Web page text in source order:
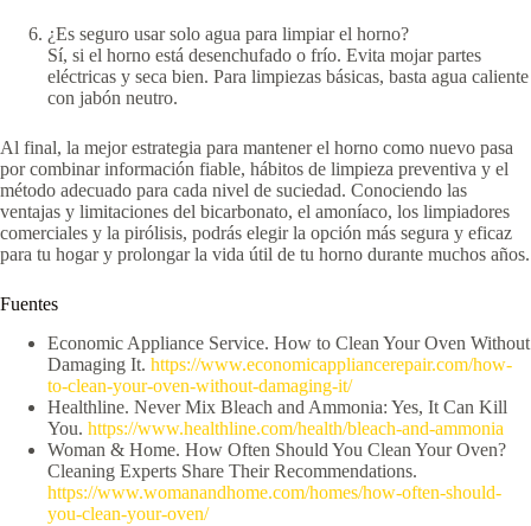
¿Es seguro usar solo agua para limpiar el horno?
Sí, si el horno está desenchufado o frío. Evita mojar partes
eléctricas y seca bien. Para limpiezas básicas, basta agua caliente
con jabón neutro.
Al final, la mejor estrategia para mantener el horno como nuevo pasa
por combinar información fiable, hábitos de limpieza preventiva y el
método adecuado para cada nivel de suciedad. Conociendo las
ventajas y limitaciones del bicarbonato, el amoníaco, los limpiadores
comerciales y la pirólisis, podrás elegir la opción más segura y eficaz
para tu hogar y prolongar la vida útil de tu horno durante muchos años.
Fuentes
Economic Appliance Service. How to Clean Your Oven Without
Damaging It. https://www.economicappliancerepair.com/how-
to-clean-your-oven-without-damaging-it/
Healthline. Never Mix Bleach and Ammonia: Yes, It Can Kill
You. https://www.healthline.com/health/bleach-and-ammonia
Woman & Home. How Often Should You Clean Your Oven?
Cleaning Experts Share Their Recommendations.
https://www.womanandhome.com/homes/how-often-should-
you-clean-your-oven/